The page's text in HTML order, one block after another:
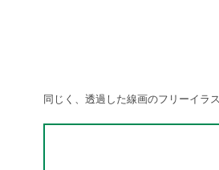
同じく、透過した線画のフリーイラス